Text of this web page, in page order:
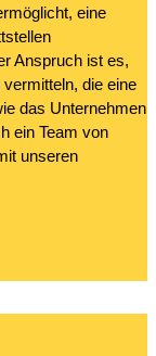
eine
Anspruch ist es,
die eine
das Unternehmen
ein Team von
unseren